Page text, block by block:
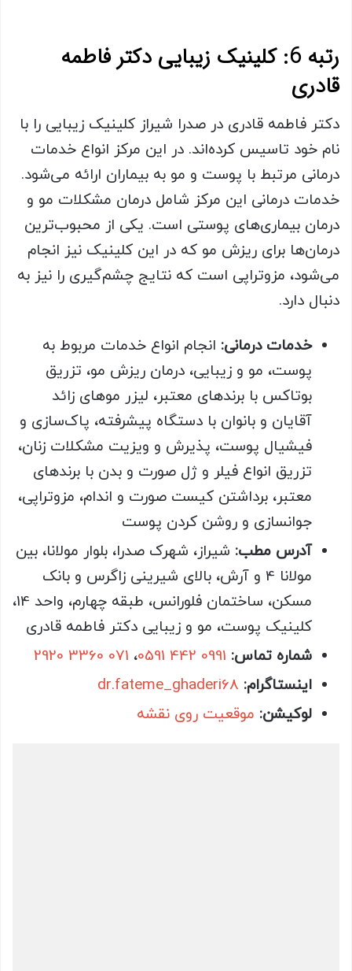
رتبه 6: کلینیک زیبایی دکتر فاطمه
قادری
دکتر فاطمه قادری در صدرا شیراز کلینیک زیبایی را با
نام خود تاسیس کرده‌اند. در این مرکز انواع خدمات
درمانی مرتبط با پوست و مو به بیماران ارائه می‌شود.
خدمات درمانی این مرکز شامل درمان مشکلات مو و
درمان بیماری‌های پوستی است. یکی از محبوب‌ترین
درمان‌ها برای ریزش مو که در این کلینیک نیز انجام
می‌شود، مزوتراپی است که نتایج چشم‌گیری را نیز به
دنبال دارد.
خدمات درمانی: انجام انواع خدمات مربوط به
پوست، مو و زیبایی، درمان ریزش مو، تزریق
بوتاکس با برندهای معتبر، لیزر موهای زائد
آقایان و بانوان با دستگاه پیشرفته، پاک‌سازی و
فیشیال پوست، پذیرش و ویزیت مشکلات زنان،
تزریق انواع فیلر و ژل صورت و بدن با برندهای
معتبر، برداشتن کیست صورت و اندام، مزوتراپی،
جوانسازی و روشن کردن پوست
آدرس مطب: شیراز، شهرک صدرا، بلوار مولانا، بین
مولانا 4 و آرش، بالای شیرینی زاگرس و بانک
مسکن، ساختمان فلورانس، طبقه چهارم، واحد 14،
کلینیک پوست، مو و زیبایی دکتر فاطمه قادری
شماره تماس:
،
اینستاگرام: dr.fateme_ghaderi68
لوکیشن: موقعیت روی نقشه